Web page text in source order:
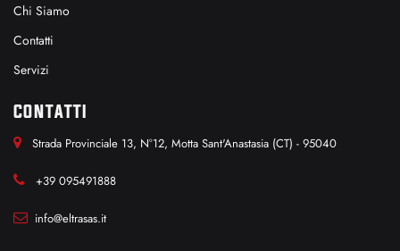
Chi Siamo
Contatti
Servizi
CONTATTI
Strada Provinciale 13, N°12, Motta Sant'Anastasia (CT) - 95040
+39 095491888
info@eltrasas.it